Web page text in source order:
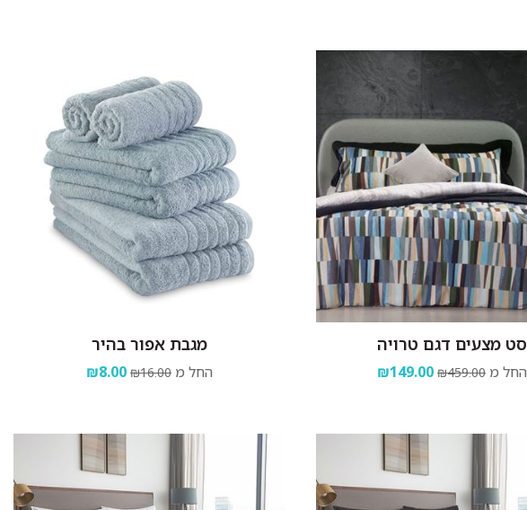
סט מצעים דגם טרויה
החל מ ₪459.00
₪149.00
מגבת אפור בהיר
החל מ ₪16.00
₪8.00